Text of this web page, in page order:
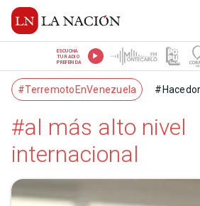
ESCUCHÁ
TU RADIO
PREFERIDA
#TerremotoEnVenezuela
#al más alto nivel
internacional